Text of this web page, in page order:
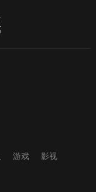
游戏 影视